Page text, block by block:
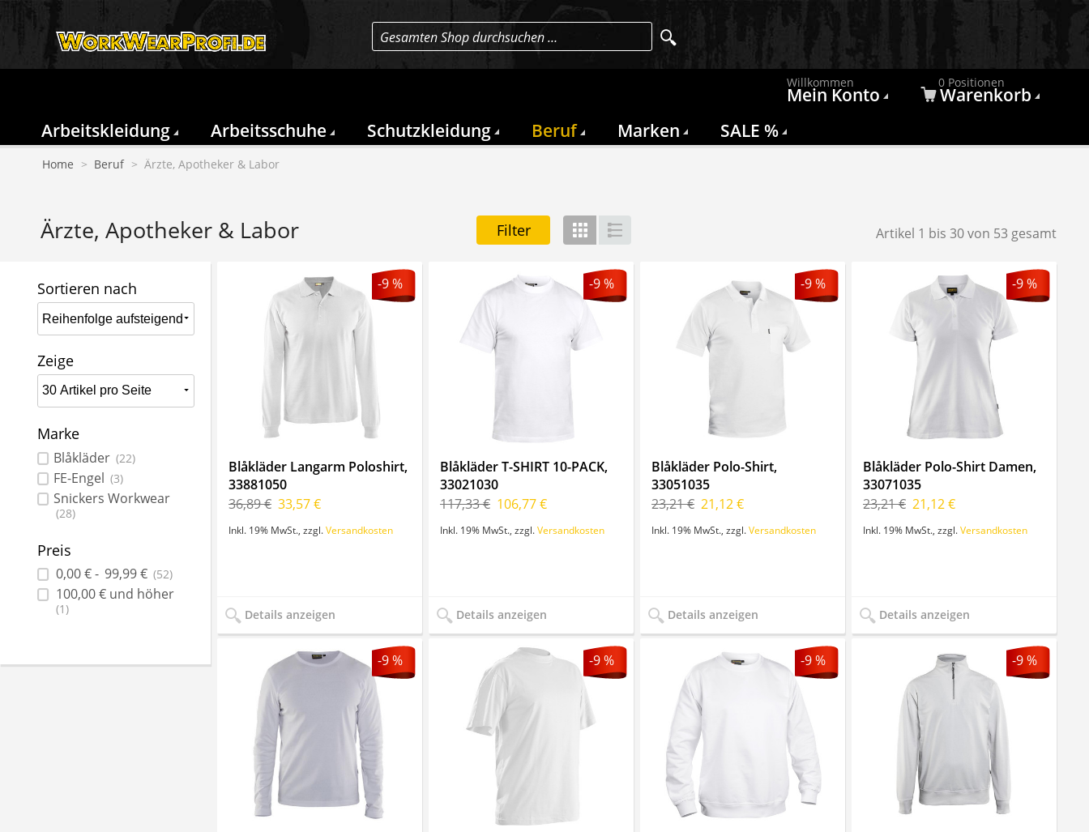
Gesamten Shop durchsuchen …
Willkommen
Mein Konto
0 Positionen
Warenkorb
Arbeitskleidung
Arbeitsschuhe Schutzkleidung Beruf Marken SALE %
Home > Beruf > Ärzte, Apotheker & Labor
Ärzte, Apotheker & Labor Filter Gitter Artikel 1 bis 30 von 53 gesamt
Sortieren nach
Zeige
Marke
Blåkläder (22)
FE-Engel (3)
Snickers Workwear
(28)
Preis
0,00 €- 99,99 € (52)
100,00 € und höher
(1)
-9 %
Blåkläder Langarm Poloshirt,
33881050
36,89 € 33,57 €
Inkl. 19% MwSt. zzgl. Versandkosten
Details anzeigen
-9 %
Blåkläder T-SHIRT 10-PACK,
33021030
117,33 € 106,77 €
Inkl. 19% MwSt. zzgl. Versandkosten
Details anzeigen
-9 %
Blåkläder Polo-Shirt,
33051035
23,21 € 21,12 €
Inkl. 19% MwSt. zzgl. Versandkosten
Details anzeigen
-9 %
Blåkläder Polo-Shirt Damen,
33071035
23,21 € 21,12 €
Inkl. 19% MwSt. zzgl. Versandkosten
Details anzeigen
-9 % -9 % -9 % -9 %